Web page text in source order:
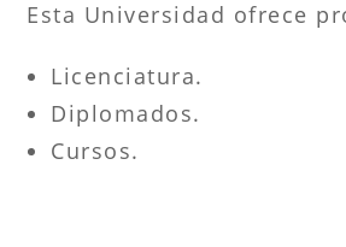
Esta Universidad ofrece
Licenciatura.
Diplomados.
Cursos.